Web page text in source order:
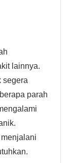
lainnya.
segera
parah